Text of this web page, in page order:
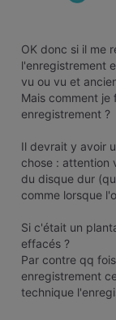
OK donc si il me
l'enregistrement
vu ou vu et
Mais comment je
enregistrement ?
Il devrait y avoir
chose : attention
du disque dur
comme lorsque
Si c'était un
effacés ?
Par contre qq
enregistrement
technique